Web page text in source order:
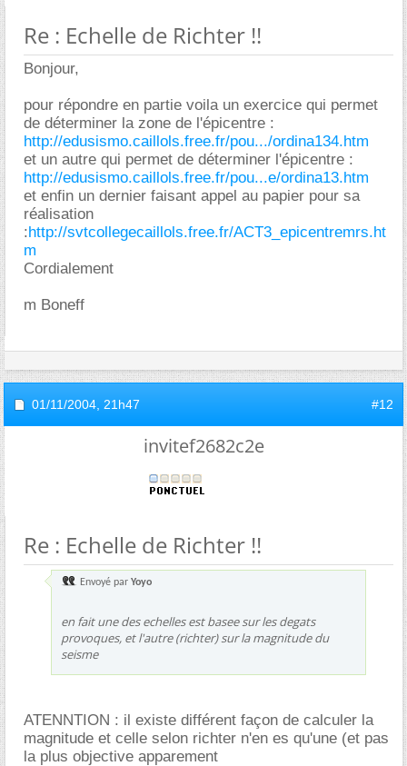
Re : Echelle de Richter !!
Bonjour,
pour répondre en partie voila un exercice qui permet
de déterminer la zone de l'épicentre :
http://edusismo.caillols.free.fr/pou.../ordina134.htm
et un autre qui permet de déterminer l'épicentre :
http://edusismo.caillols.free.fr/pou...e/ordina13.htm
et enfin un dernier faisant appel au papier pour sa
réalisation
:http://svtcollegecaillols.free.fr/ACT3_epicentremrs.ht
m
Cordialement
m Boneff
01/11/2004, 21h47 #12
invitef2682c2e
Re : Echelle de Richter !!
Envoyé par Yoyo
en fait une des echelles est basee sur les degats
provoques, et l'autre (richter) sur la magnitude du
seisme
ATENNTION : il existe différent façon de calculer la
magnitude et celle selon richter n'en es qu'une (et pas
la plus objective apparement